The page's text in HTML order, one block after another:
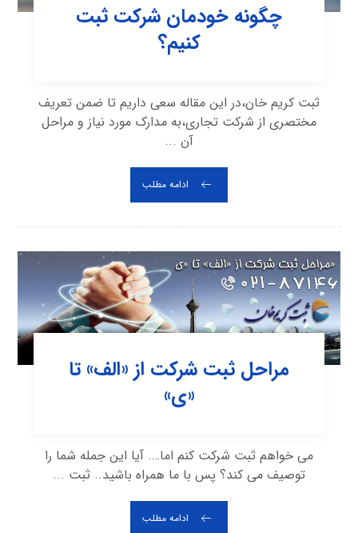
چگونه خودمان شرکت ثبت
کنیم؟
ثبت کریم خان،در این مقاله سعی داریم تا ضمن تعریف
مختصری از شرکت تجاری،به مدارک مورد نیاز و مراحل
آن ...
ادامه مطلب
مراحل ثبت شرکت از «الف» تا
«ی»
می خواهم ثبت شرکت کنم اما…. آیا این جمله شما را
توصیف می کند؟ پس با ما همراه باشید.. ثبت ...
ادامه مطلب